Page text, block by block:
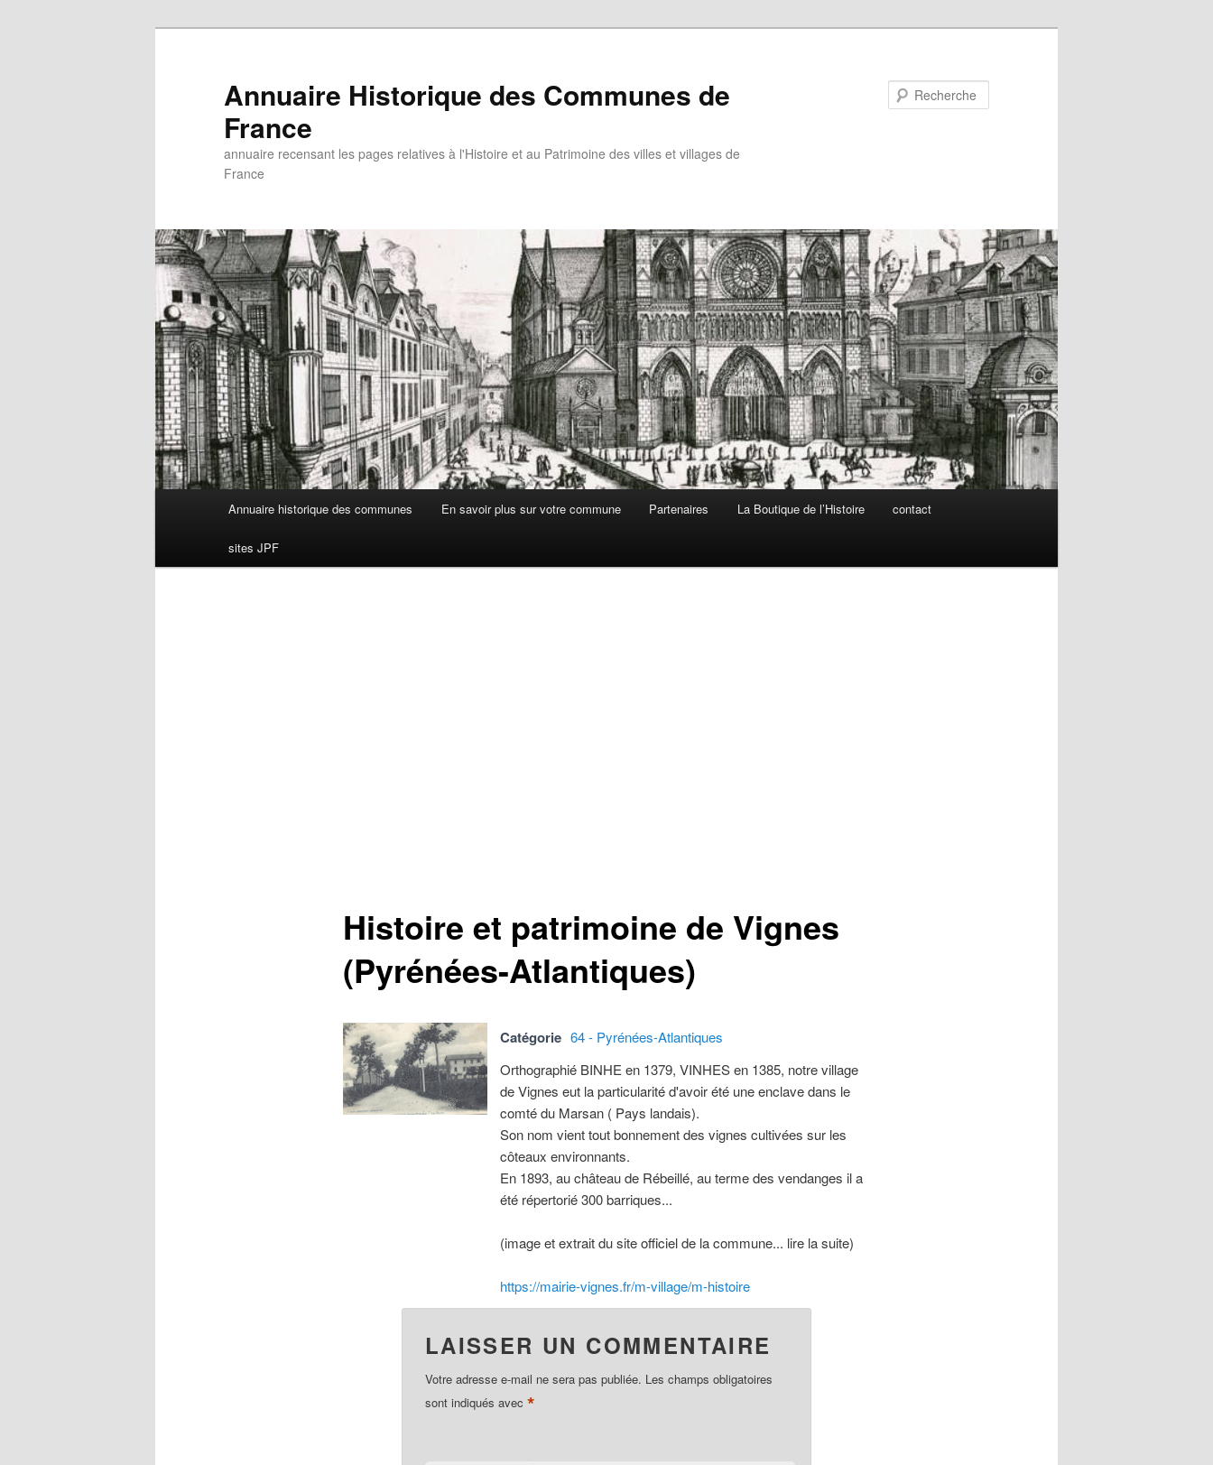
Annuaire Historique des Communes de
France
annuaire recensant les pages relatives à l'Histoire et au Patrimoine des villes et villages de
France
principal
Annuaire historique des communes En savoir plus sur votre commune Partenaires La Boutique de l’Histoire contact
sites JPF
Histoire et patrimoine de Vignes
(Pyrénées-Atlantiques)
Catégorie 64 - Pyrénées-Atlantiques
Orthographié BINHE en 1379, VINHES en 1385, notre village
de Vignes eut la particularité d'avoir été une enclave dans le
comté du Marsan ( Pays landais).
Son nom vient tout bonnement des vignes cultivées sur les
côteaux environnants.
En 1893, au château de Rébeillé, au terme des vendanges il a
été répertorié 300 barriques...
(image et extrait du site officiel de la commune... lire la suite)
https://mairie-vignes.fr/m-village/m-histoire
LAISSER UN COMMENTAIRE
Votre adresse e-mail ne sera pas publiée. Les champs obligatoires
sont indiqués avec *